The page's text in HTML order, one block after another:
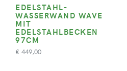
EDELSTAHL-
WASSERWAND WAVE
MIT
EDELSTAHLBECKEN
97CM
€ 449,00